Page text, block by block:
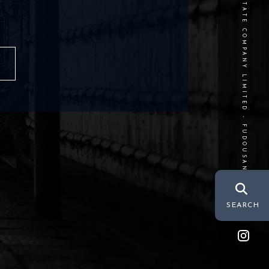
SEARCH
©REAL ESTATE COMPANY LIMITED - FUDOUSAN LABO INC.